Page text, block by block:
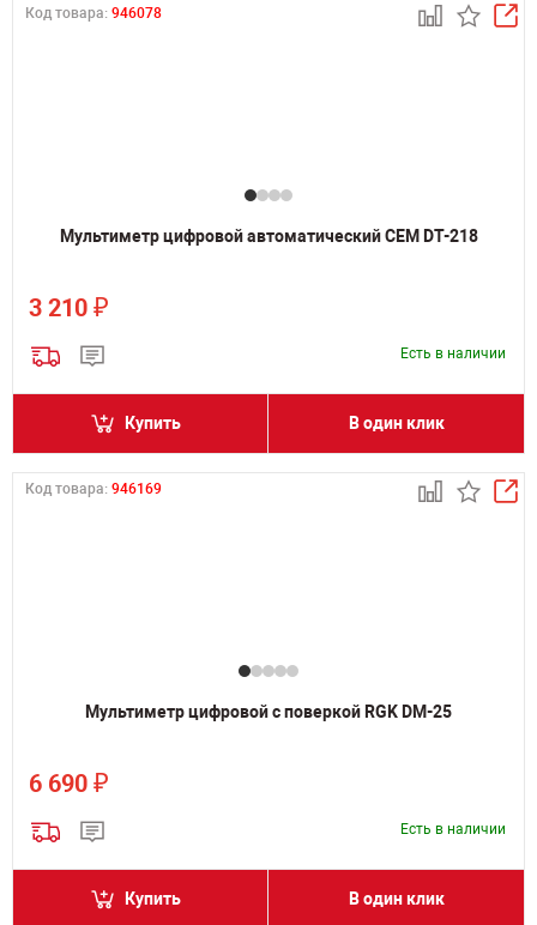
Код товара: 946078
Мультиметр цифровой автоматический CEM DT-218
3 210 ₽
Есть в наличии
Купить В один клик
Код товара: 946169
Мультиметр цифровой с поверкой RGK DM-25
6 690 ₽
Есть в наличии
Купить В один клик